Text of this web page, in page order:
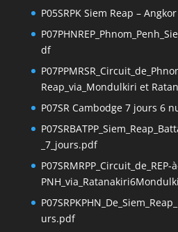
P05SRPK Siem Reap –
df
Reap_via_Mondulkiri et
P07SR Cambodge 7 jours 6
_7_jours.pdf
P07SRMRPP_Circuit_de_REP-
urs.pdf